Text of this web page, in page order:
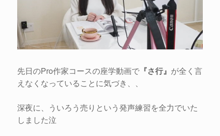
先日のPro作家コースの座学動画で 『さ行』 が全く言
えなくなっていることに気づき、、
深夜に、ういろう売りという発声練習を全力でいた
しました泣